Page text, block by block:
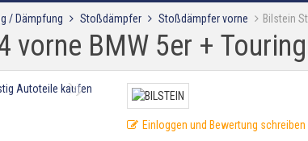
/ Dämpfung Stoßdämpfer Stoßdämpfer vorne Bilstein
BMW 5er +
Einloggen und Bewertung schreiben